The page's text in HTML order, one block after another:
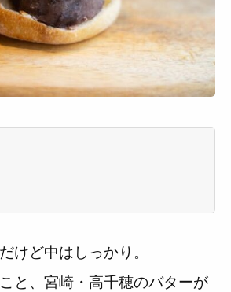
けど中はしっかり。
と、宮崎・高千穂のバターが